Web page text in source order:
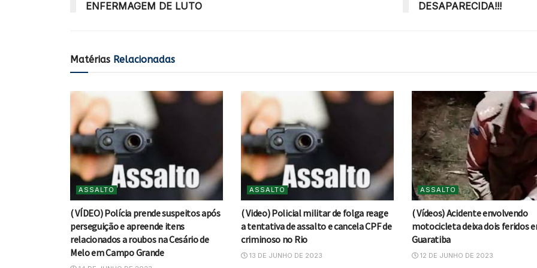
ENFERMAGEM DE LUTO DESAPARECIDA!!!
Matérias Relacionadas
ASSALTO
( VÍDEO) Polícia prende suspeitos após
perseguição e apreende itens
relacionados a roubos na Cesário de
Melo em Campo Grande
ASSALTO
( Video) Policial militar de folga reage
a tentativa de assalto e cancela CPF de
criminoso no Rio
13 DE JUNHO DE 2023
ASSALTO
( Vídeos) Acidente envolvendo
motocicleta deixa dois feridos
Guaratiba
12 DE JUNHO DE 2023